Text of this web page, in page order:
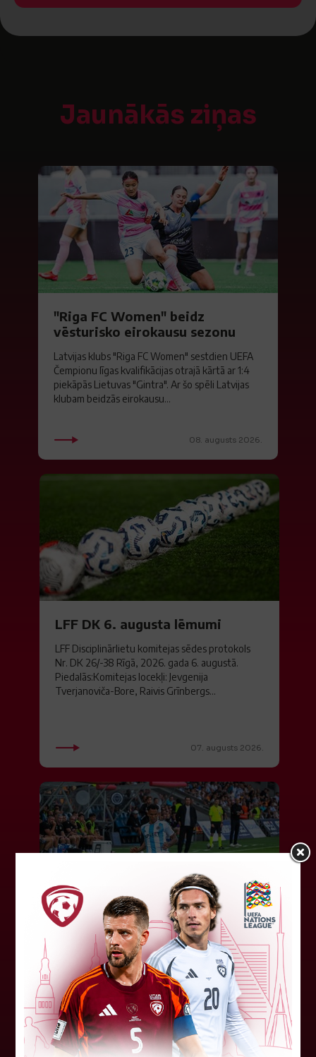
Jaunākās ziņas
"Riga FC Women" beidz
vēsturisko eirokausu sezonu
Latvijas klubs "Riga FC Women" sestdien UEFA
Čempionu līgas kvalifikācijas otrajā kārtā ar 1:4
piekāpās Lietuvas "Gintra". Ar šo spēli Latvijas
klubam beidzās eirokausu...
08. augusts 2026.
LFF DK 6. augusta lēmumi
LFF Disciplinārlietu komitejas sēdes protokols
Nr. DK 26/-38 Rīgā, 2026. gada 6. augustā.
Piedalās:Komitejas locekļi: Jevgenija
Tverjanoviča-Bore, Raivis Grīnbergs...
07. augusts 2026.
"Riga FC" iegūst handikapu, RFS
būs jāatspēlējas
Ceturtdienas vakarā savas spēles UEFA
Konferences līgas kvalifikācijas trešajā kārtā
aizvadīja divi Latvijas klubi. FC RFS izbraukumā ar
0:2 zaudēja Čehijas "Jablonec"...